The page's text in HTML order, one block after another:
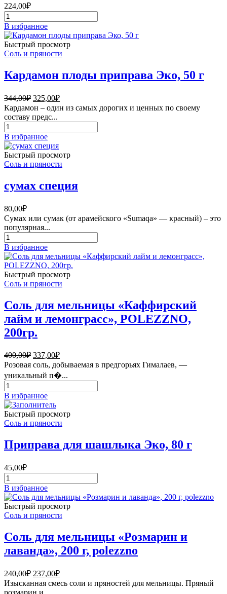
г
224,00₽
Количество
товара
Тархун
сушёный
В избранное
Быстрый просмотр
Соль и пряности
Кардамон плоды приправа Эко, 50 г
344,00₽ Первоначальная
цена
составляла
344,00₽.
325,00₽Текущая
цена:
Кардамон – один из самых дорогих и ценных по своему
составу предс...
Количество
товара
Кардамон
плоды
приправа
г
В избранное
Быстрый просмотр
Соль и пряности
сумах специя
80,00₽
Сумах или сумак (от арамейского «Sumaqa» — красный) – это
популярная...
Количество
товара
сумах
специя
В избранное
Быстрый просмотр
Соль и пряности
Соль для мельницы «Каффирский
лайм и лемонграсс», POLEZZNO,
200гр.
400,00₽ Первоначальная
цена
составляла
400,00₽.
337,00₽Текущая
цена:
337,00₽.
Розовая соль, добываемая в предгорьях Гималаев, —
уникальный п�...
Количество
товара
Соль
для
мельницы
«Каффирский
лайм
и
POLEZZNO,
200гр.
В избранное
Быстрый просмотр
Соль и пряности
Приправа для шашлыка Эко, 80 г
45,00₽
Количество
товара
Приправа
для
шашлыка
80
г
В избранное
Быстрый просмотр
Соль и пряности
Соль для мельницы «Розмарин и
лаванда», 200 г, polezzno
240,00₽ Первоначальная
цена
составляла
237,00₽Текущая
цена:
Изысканная смесь соли и пряностей для мельницы. Пряный
розмарин и...